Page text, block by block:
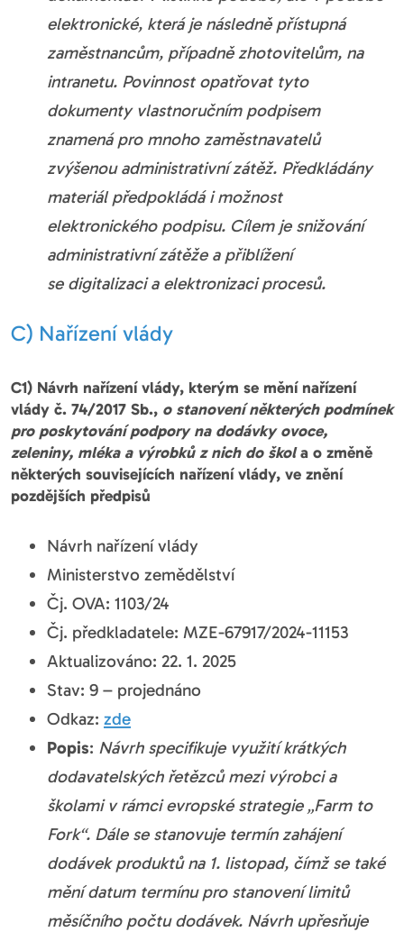
elektronické, která je následně přístupná
zaměstnancům, případně zhotovitelům, na
intranetu. Povinnost opatřovat tyto
dokumenty vlastnoručním podpisem
znamená pro mnoho zaměstnavatelů
zvýšenou administrativní zátěž. Předkládány
materiál předpokládá i možnost
elektronického podpisu. Cílem je snižování
administrativní zátěže a přiblížení
se digitalizaci a elektronizaci procesů.
C) Nařízení vlády
C1) Návrh nařízení vlády, kterým se mění nařízení
vlády č. 74/2017 Sb., o stanovení některých podmínek
pro poskytování podpory na dodávky ovoce,
zeleniny, mléka a výrobků z nich do škola o změně
některých souvisejících nařízení vlády, ve znění
pozdějších předpisů
Návrh nařízení vlády
Ministerstvo zemědělství
Čj. OVA: 1103/24
Čj. předkladatele: MZE-67917/2024-11153
Aktualizováno: 22. 1. 2025
Stav: 9 – projednáno
Odkaz: zde
Popis: Návrh specifikuje využití krátkých
dodavatelských řetězců mezi výrobci a
školami v rámci evropské strategie „Farm to
Fork“. Dále se stanovuje termín zahájení
dodávek produktů na 1. listopad, čímž se také
mění datum termínu pro stanovení limitů
měsíčního počtu dodávek. Návrh upřesňuje